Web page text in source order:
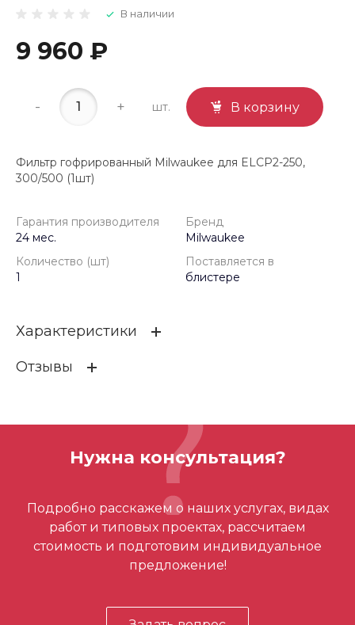
В наличии
9 960 ₽
- + шт. В корзину
Фильтр гофрированный Milwaukee для ELCP2-250,
300/500 (1шт)
Гарантия производителя
24 мес.
Бренд
Milwaukee
Количество (шт)
1
Поставляется в
блистере
Характеристики
Гарантия производителя
1
Поставляется в блистере
Отзывы
Отзывов ещё нет – ваш может стать
первым
Нужна консультация?
Подробно расскажем о наших услугах, видах
работ и типовых проектах, рассчитаем
стоимость и подготовим индивидуальное
предложение!